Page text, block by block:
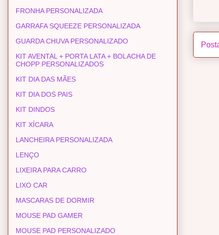
FRONHA PERSONALIZADA
GARRAFA SQUEEZE PERSONALIZADA
GUARDA CHUVA PERSONALIZADO
KIT AVENTAL + PORTA LATA + BOLACHA DE
CHOPP PERSONALIZADOS
KIT DIA DAS MÃES
KIT DIA DOS PAIS
KIT DINDOS
KIT XÍCARA
LANCHEIRA PERSONALIZADA
LENÇO
LIXEIRA PARA CARRO
LIXO CAR
MASCARAS DE DORMIR
MOUSE PAD GAMER
MOUSE PAD PERSONALIZADO